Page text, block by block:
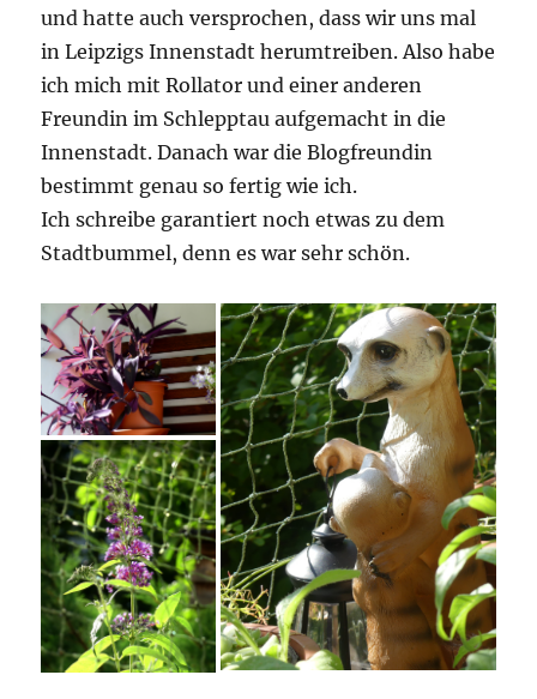
und hatte auch versprochen, dass wir uns mal
in Leipzigs Innenstadt herumtreiben. Also habe
ich mich mit Rollator und einer anderen
Freundin im Schlepptau aufgemacht in die
Innenstadt. Danach war die Blogfreundin
bestimmt genau so fertig wie ich.
Ich schreibe garantiert noch etwas zu dem
Stadtbummel, denn es war sehr schön.